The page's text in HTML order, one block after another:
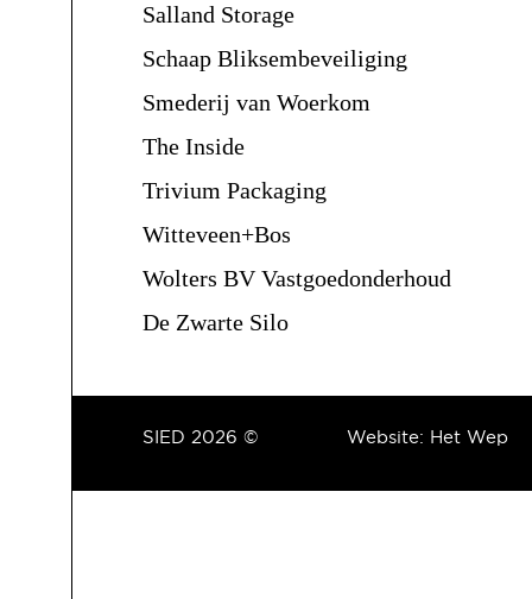
Salland Storage
Schaap Bliksembeveiliging
Smederij van Woerkom
The Inside
Trivium Packaging
Witteveen+Bos
Wolters BV Vastgoedonderhoud
De Zwarte Silo
Website: Het Wep
SIED 2026 ©